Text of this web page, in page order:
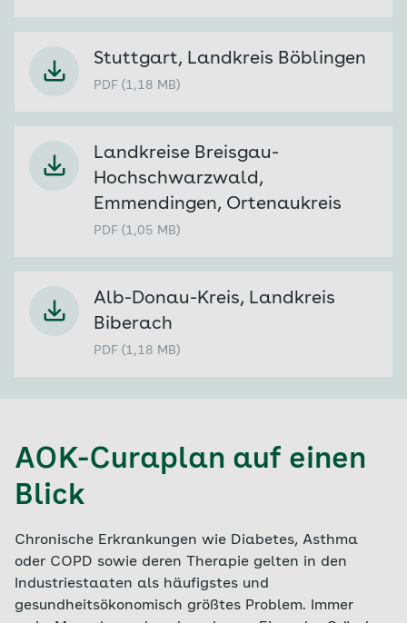
Stuttgart, Landkreis Böblingen
PDF (1,18 MB)
Landkreise Breisgau-
Hochschwarzwald,
Emmendingen, Ortenaukreis
PDF (1,05 MB)
Alb-Donau-Kreis, Landkreis
Biberach
PDF (1,18 MB)
AOK-Curaplan auf einen
Blick
Chronische Erkrankungen wie Diabetes, Asthma
oder COPD sowie deren Therapie gelten in den
Industriestaaten als häufigstes und
gesundheitsökonomisch größtes Problem. Immer